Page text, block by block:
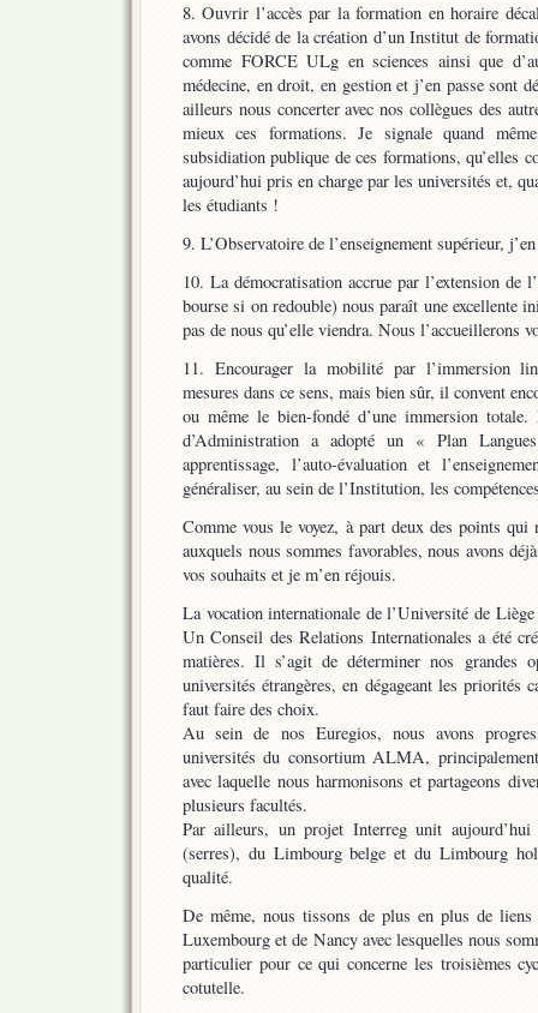
8. Ouvrir l’accès par la formation en horaire
avons décidé de la création d’un Institut de
comme FORCE ULg en sciences ainsi que
médecine, en droit, en gestion et j’en passe sont
ailleurs nous concerter avec nos collègues des
mieux ces formations. Je signale quand
subsidiation publique de ces formations, qu’elles
aujourd’hui pris en charge par les universités et,
les étudiants !
9. L’Observatoire de l’enseignement supérieur,
10. La démocratisation accrue par l’extension de
bourse si on redouble) nous paraît une excellente
pas de nous qu’elle viendra. Nous l’accueillerons
11. Encourager la mobilité par l’immersion
mesures dans ce sens, mais bien sûr, il convent
ou même le bien-fondé d’une immersion
d’Administration a adopté un « Plan
apprentissage, l’auto-évaluation et
généraliser, au sein de l’Institution, les
Comme vous le voyez, à part deux des points
auxquels nous sommes favorables, nous avons
vos souhaits et je m’en réjouis.
La vocation internationale de l’Université de
Un Conseil des Relations Internationales a été
matières. Il s’agit de déterminer nos grandes
universités étrangères, en dégageant les priorités
faut faire des choix.
Au sein de nos Euregios, nous avons
universités du consortium ALMA,
avec laquelle nous harmonisons et partageons
plusieurs facultés.
Par ailleurs, un projet Interreg unit
(serres), du Limbourg belge et du Limbourg
qualité.
De même, nous tissons de plus en plus de
Luxembourg et de Nancy avec lesquelles nous
particulier pour ce qui concerne les troisièmes
cotutelle.